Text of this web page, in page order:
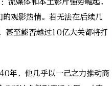
观影热情。若无法在后续几
甚至能否越过10亿大关都将打
，他几乎以一己之力推动商